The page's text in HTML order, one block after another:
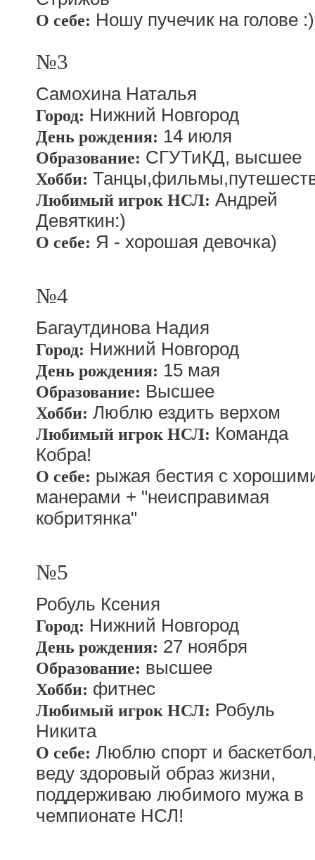
О себе: Ношу пучечик на голове
№3
Самохина Наталья
Город: Нижний Новгород
День рождения: 14 июля
Образование: СГУТиКД, высшее
Хобби:
Любимый игрок НСЛ: Андрей
Девяткин:)
О себе: Я - хорошая девочка)
№4
Багаутдинова Надия
Город: Нижний Новгород
День рождения: 15 мая
Образование: Высшее
Хобби: Люблю ездить верхом
Любимый игрок НСЛ: Команда
Кобра!
О себе: рыжая бестия с
манерами + "неисправимая
кобритянка"
№5
Робуль Ксения
Город: Нижний Новгород
День рождения: 27 ноября
Образование: высшее
Хобби: фитнес
Любимый игрок НСЛ: Робуль
Никита
О себе: Люблю спорт и
веду здоровый образ жизни,
поддерживаю любимого мужа в
чемпионате НСЛ!